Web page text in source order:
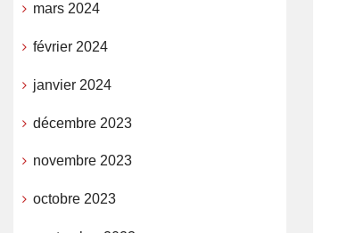
mars 2024
février 2024
janvier 2024
décembre 2023
novembre 2023
octobre 2023